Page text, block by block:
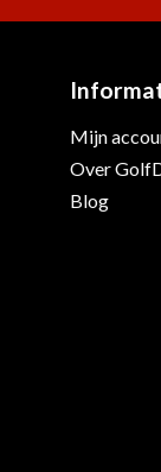
Mijn
Over
Blog